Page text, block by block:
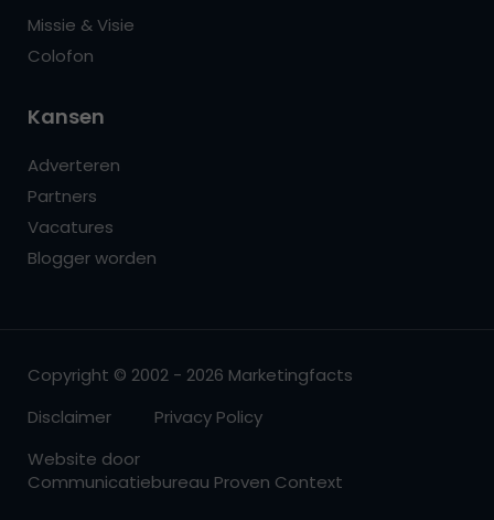
Missie & Visie
Colofon
Kansen
Adverteren
Partners
Vacatures
Blogger worden
Copyright © 2002 - 2026 Marketingfacts
Disclaimer
Privacy Policy
Website door
Communicatiebureau Proven Context